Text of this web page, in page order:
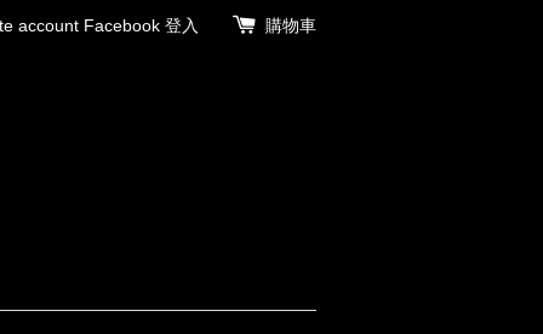
account Facebook 登入 購物車